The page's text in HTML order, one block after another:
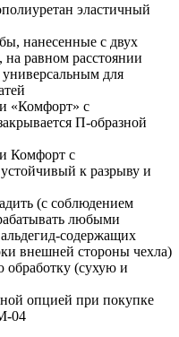
эластичный
нанесенные с двух
на равном расстоянии
универсальным для
«Комфорт» с
П-образной
Комфорт с
к разрыву и
(с соблюдением
любыми
содержащих
внешней стороны чехла)
(сухую и
опцией при покупке
04